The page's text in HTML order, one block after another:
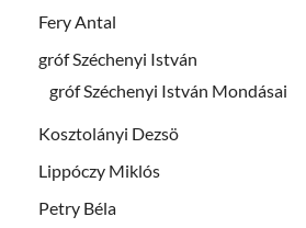
Fery Antal
gróf Széchenyi István
gróf Széchenyi István Mondásai
Kosztolányi Dezsö
Lippóczy Miklós
Petry Béla